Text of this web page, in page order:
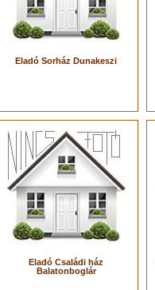
Eladó Sorház Dunakeszi
Eladó Családi ház
Balatonboglár